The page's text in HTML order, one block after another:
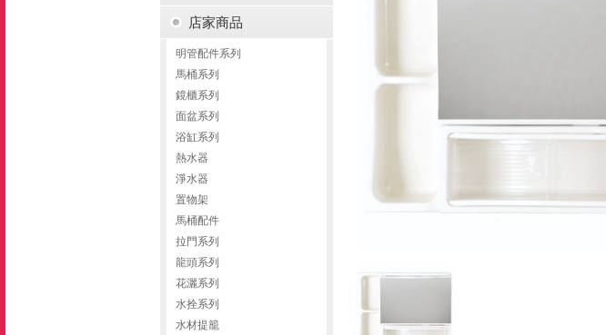
店家商品
明管配件系列
馬桶系列
鏡櫃系列
面盆系列
浴缸系列
熱水器
淨水器
置物架
馬桶配件
拉門系列
龍頭系列
花灑系列
水拴系列
水材提籠